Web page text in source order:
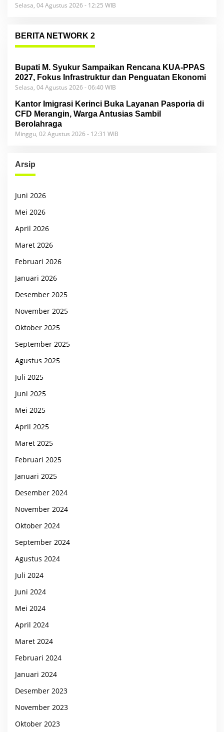
Selasa, 04 Agustus 2026 - 12:25 WIB
BERITA NETWORK 2
Bupati M. Syukur Sampaikan Rencana KUA-PPAS
2027, Fokus Infrastruktur dan Penguatan Ekonomi
Selasa, 04 Agustus 2026 - 06:40 WIB
Kantor Imigrasi Kerinci Buka Layanan Pasporia di
CFD Merangin, Warga Antusias Sambil
Berolahraga
Minggu, 02 Agustus 2026 - 12:31 WIB
Arsip
Juni 2026
Mei 2026
April 2026
Maret 2026
Februari 2026
Januari 2026
Desember 2025
November 2025
Oktober 2025
September 2025
Agustus 2025
Juli 2025
Juni 2025
Mei 2025
April 2025
Maret 2025
Februari 2025
Januari 2025
Desember 2024
November 2024
Oktober 2024
September 2024
Agustus 2024
Juli 2024
Juni 2024
Mei 2024
April 2024
Maret 2024
Februari 2024
Januari 2024
Desember 2023
November 2023
Oktober 2023